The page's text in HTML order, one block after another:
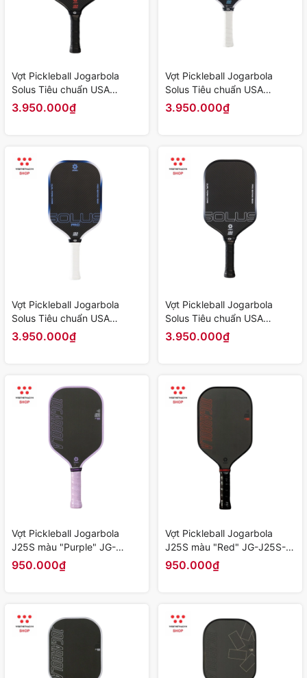
Vợt Pickleball Jogarbola
Solus Tiêu chuẩn USA
"Vulca" JG-Solus-06 - Hàng
3.950.000₫
Vợt Pickleball Jogarbola
Solus Tiêu chuẩn USA
"Astra" JG-Solus-05 - Hàng
3.950.000₫
Vợt Pickleball Jogarbola
Solus Tiêu chuẩn USA
"Aqua" JG-Solus-04 - Hàng
3.950.000₫
Vợt Pickleball Jogarbola
Solus Tiêu chuẩn USA
"Nero" JG-Solus-03 - Hàng
3.950.000₫
Vợt Pickleball Jogarbola
J25S màu "Purple" JG-
J25S-03 - Hàng Chính Hãng
950.000₫
Vợt Pickleball Jogarbola
J25S màu "Red" JG-J25S-
02 - Hàng Chính Hãng
950.000₫